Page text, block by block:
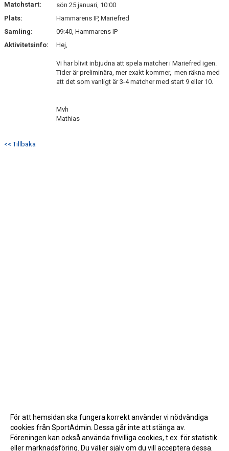
KONTAKT
BÖRJA SPELA HANDBOLL MED FP17/18 LAGET
Matchstart:
sön 25 januari, 10:00
Plats:
Hammarens IP, Mariefred
Samling:
09:40, Hammarens IP
Aktivitetsinfo:
Hej,
Vi har blivit inbjudna att spela matcher i Mariefred igen.
Tider är preliminära, mer exakt kommer, men räkna med
att det som vanligt är 3-4 matcher med start 9 eller 10.
Mvh
Mathias
<< Tillbaka
För att hemsidan ska fungera korrekt använder vi nödvändiga
cookies från SportAdmin. Dessa går inte att stänga av.
Föreningen kan också använda frivilliga cookies, t.ex. för statistik
eller marknadsföring. Du väljer själv om du vill acceptera dessa.